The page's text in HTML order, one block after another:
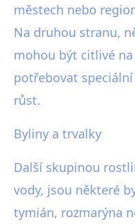
městech nebo
Na druhou stranu,
mohou být citlivé
potřebovat
růst.
Byliny a trvalky
Další skupinou
vody, jsou některé
tymián, rozmarýna